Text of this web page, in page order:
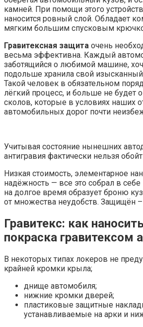
камней. При помощи этого
наносится ровный слой. Обладает
мягким большим спусковым
Гравитексная защита очень
весьма эффективна. Каждый
заботящийся о любимой машине,
подольше хранила свой
Такой человек в обязательном
лёгкий процесс, и больше не будет
сколов, которые в условиях наших
автомобильных дорог почти
Учитывая состояние нынешних
антигравия фактически нельзя
Низкая стоимость, элементарное
надёжность — все это собрал в себе
на долгое время образует броню
от множества неудобств. Защищён
Гравитекс: как
покраска гравитексом
В некоторых типах локеров не
крайней кромки крыла;
днище автомобиля;
нижние кромки дверей;
пластиковые защитные
устанавливаемые на арки и